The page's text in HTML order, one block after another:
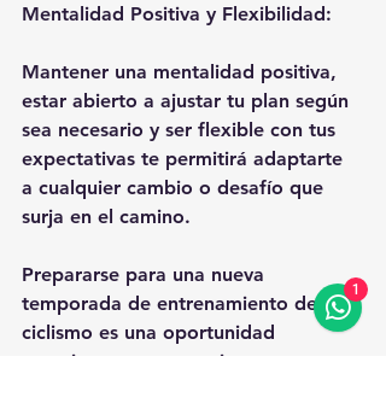
Mentalidad Positiva y Flexibilidad:
Mantener una mentalidad positiva,
estar abierto a ajustar tu plan según
sea necesario y ser flexible con tus
expectativas te permitirá adaptarte
a cualquier cambio o desafío que
surja en el camino.
Prepararse para una nueva
temporada de entrenamiento de
ciclismo es una oportunidad
emocionante para mejorar y
1